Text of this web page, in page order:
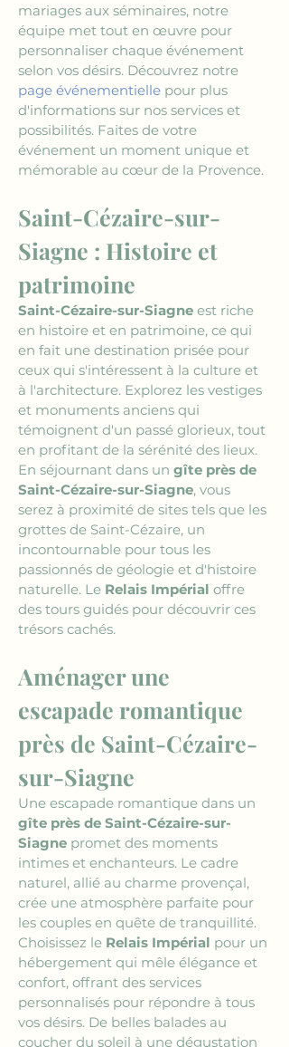
mariages aux séminaires, notre
équipe met tout en œuvre pour
personnaliser chaque événement
selon vos désirs. Découvrez notre
page événementielle pour plus
d'informations sur nos services et
possibilités. Faites de votre
événement un moment unique et
mémorable au cœur de la Provence.
Saint-Cézaire-sur-
Siagne : Histoire et
patrimoine
Saint-Cézaire-sur-Siagne est riche
en histoire et en patrimoine, ce qui
en fait une destination prisée pour
ceux qui s'intéressent à la culture et
à l'architecture. Explorez les vestiges
et monuments anciens qui
témoignent d'un passé glorieux, tout
en profitant de la sérénité des lieux.
En séjournant dans un gîte près de
Saint-Cézaire-sur-Siagne, vous
serez à proximité de sites tels que les
grottes de Saint-Cézaire, un
incontournable pour tous les
passionnés de géologie et d'histoire
naturelle. Le Relais Impérial offre
des tours guidés pour découvrir ces
trésors cachés.
Aménager une
escapade romantique
près de Saint-Cézaire-
sur-Siagne
Une escapade romantique dans un
gîte près de Saint-Cézaire-sur-
Siagne promet des moments
intimes et enchanteurs. Le cadre
naturel, allié au charme provençal,
crée une atmosphère parfaite pour
les couples en quête de tranquillité.
Choisissez le Relais Impérial pour un
hébergement qui mêle élégance et
confort, offrant des services
personnalisés pour répondre à tous
vos désirs. De belles balades au
coucher du soleil à une dégustation